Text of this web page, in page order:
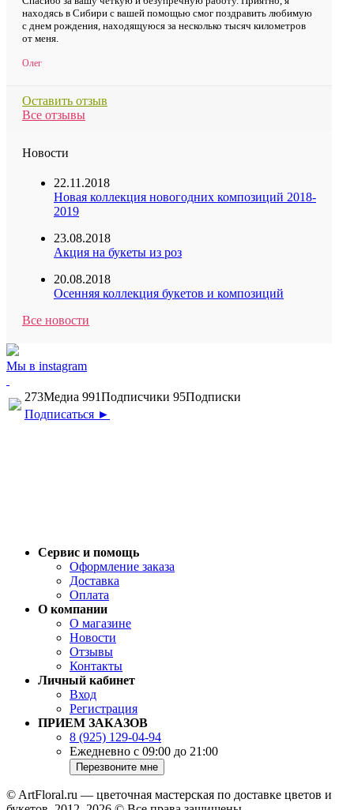
находясь в Сибири с вашей помощью смог поздравить любимую
с днем рождения, находящуюся за несколько тысяч километров
от меня.
Олег
Оставить отзыв
Все отзывы
Новости
22.11.2018
Новая коллекция новогодних композиций 2018-
2019
23.08.2018
Акция на букеты из роз
20.08.2018
Осенняя коллекция букетов и композиций
Все новости
Мы в instagram
273Медиа 991Подписчики 95Подписки
Подписаться ►
Сервис и помощь
Оформление заказа
Доставка
Оплата
О компании
О магазине
Новости
Отзывы
Контакты
Личный кабинет
Вход
Регистрация
ПРИЕМ ЗАКАЗОВ
8 (925) 129-04-94
Ежедневно с 09:00 до 21:00
© ArtFloral.ru — цветочная мастерская по доставке цветов и